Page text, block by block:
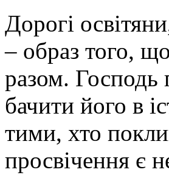
Дорогі
– образ того,
разом. Господь
бачити його в
тими, хто
просвічення є